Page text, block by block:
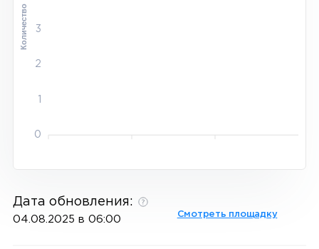
3
2
1
0
Количество
Дата обновления:
04.08.2025 в 06:00 Смотреть площадку